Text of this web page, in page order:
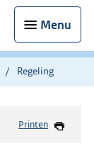
Menu
Regeling
Printen